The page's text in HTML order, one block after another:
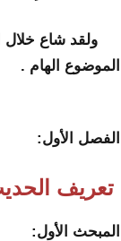
ولقد شاع خلال
الموضوع الهام .
الفصل الأول:
تعريف
المبحث الأول: